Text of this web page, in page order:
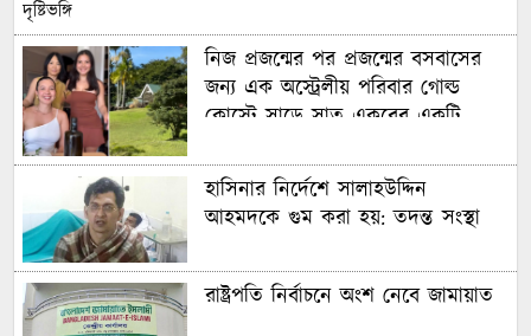
নিজ প্রজন্মের পর প্রজন্মের বসবাসের
জন্য এক অস্ট্রেলীয় পরিবার গোল্ড
কোস্টে সাড়ে সাত একরের একটি
হাসিনার নির্দেশে সালাহউদ্দিন
আহমদকে গুম করা হয়: তদন্ত সংস্থা
রাষ্ট্রপতি নির্বাচনে অংশ নেবে জামায়াত